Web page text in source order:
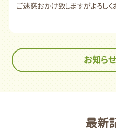
ご迷惑おかけ致しますがよろしく
お知ら
最新